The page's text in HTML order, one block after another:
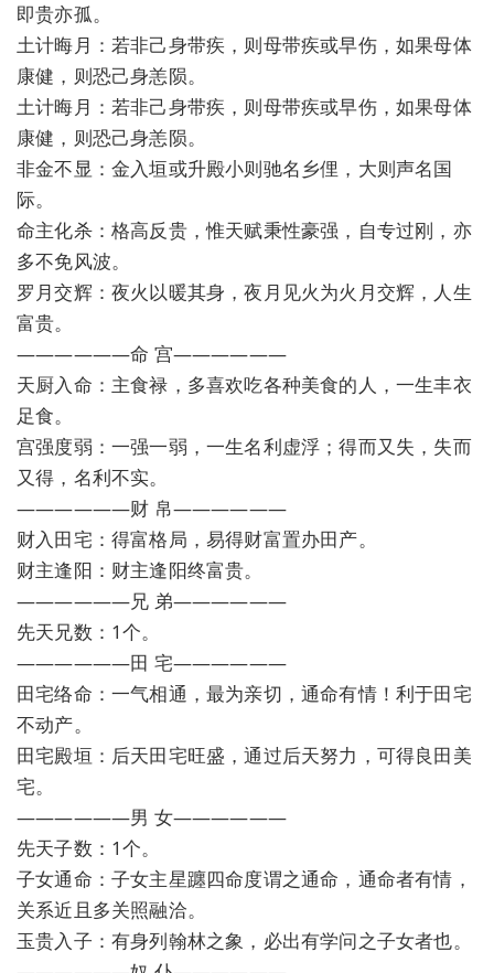
即贵亦孤。
土计晦月：若非己身带疾，则母带疾或早伤，如果母体
康健，则恐己身恙陨。
土计晦月：若非己身带疾，则母带疾或早伤，如果母体
康健，则恐己身恙陨。
非金不显：金入垣或升殿小则驰名乡俚，大则声名国
际。
命主化杀：格高反贵，惟天赋秉性豪强，自专过刚，亦
多不免风波。
罗月交辉：夜火以暖其身，夜月见火为火月交辉，人生
富贵。
——————命 宫——————
天厨入命：主食禄，多喜欢吃各种美食的人，一生丰衣
足食。
宫强度弱：一强一弱，一生名利虚浮；得而又失，失而
又得，名利不实。
——————财 帛——————
财入田宅：得富格局，易得财富置办田产。
财主逢阳：财主逢阳终富贵。
——————兄 弟——————
先天兄数：1个。
——————田 宅——————
田宅络命：一气相通，最为亲切，通命有情！利于田宅
不动产。
田宅殿垣：后天田宅旺盛，通过后天努力，可得良田美
宅。
——————男 女——————
先天子数：1个。
子女通命：子女主星躔四命度谓之通命，通命者有情，
关系近且多关照融洽。
玉贵入子：有身列翰林之象，必出有学问之子女者也。